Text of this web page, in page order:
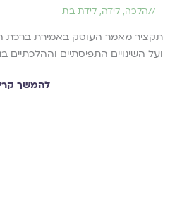
//הלכה, לידה, לידת בת
תקציר מאמר העוסק באמירת ברכת
ועל השינויים התפיסתיים וההלכתיים
להמשך